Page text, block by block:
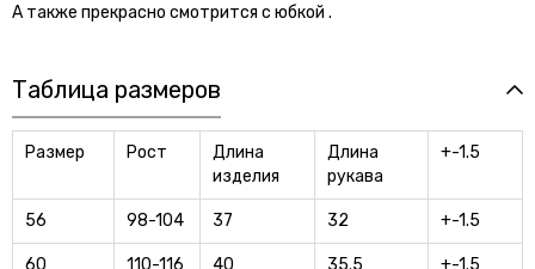
А также прекрасно смотрится с юбкой .
Таблица размеров
Размер Рост
Длина
изделия
Длина
рукава
+-1.5
56 98-104 37 32 +-1.5
60 110-116 40 35.5 +-1.5